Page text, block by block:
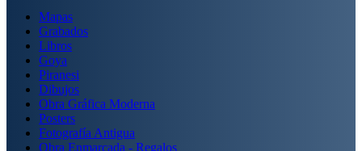
Mapas
Grabados
Libros
Goya
Piranesi
Dibujos
Obra Gráfica Moderna
Posters
Fotografía Antigua
Obra Enmarcada - Regalos